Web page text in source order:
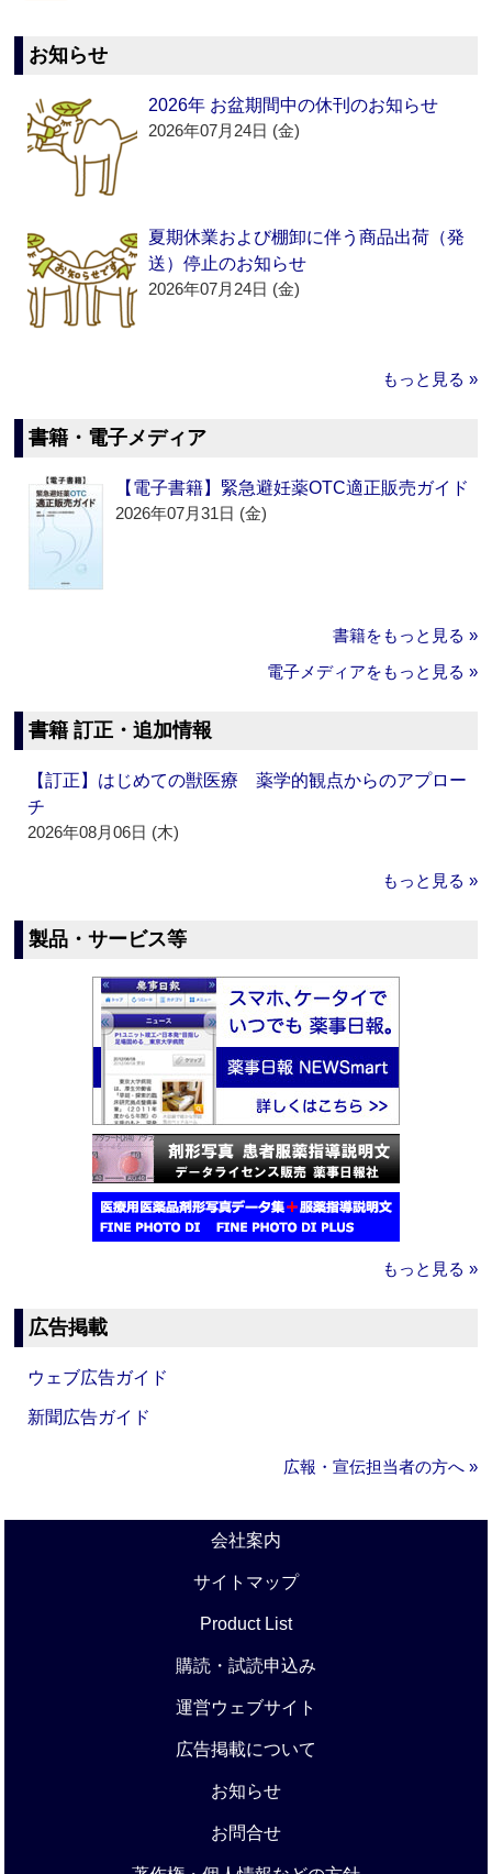
お知らせ
2026年 お盆期間中の休刊のお知らせ
2026年07月24日 (金)
夏期休業および棚卸に伴う商品出荷（発
送）停止のお知らせ
2026年07月24日 (金)
もっと見る »
書籍・電子メディア
【電子書籍】緊急避妊薬OTC適正販売ガイド
2026年07月31日 (金)
書籍をもっと見る »
電子メディアをもっと見る »
書籍 訂正・追加情報
【訂正】はじめての獣医療 薬学的観点からのアプロー
チ
2026年08月06日 (木)
もっと見る »
製品・サービス等
もっと見る »
広告掲載
ウェブ広告ガイド
新聞広告ガイド
広報・宣伝担当者の方へ »
会社案内
サイトマップ
Product List
購読・試読申込み
運営ウェブサイト
広告掲載について
お知らせ
お問合せ